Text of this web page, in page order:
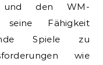
den WM-
seine Fähigkeit
Spiele zu
wie